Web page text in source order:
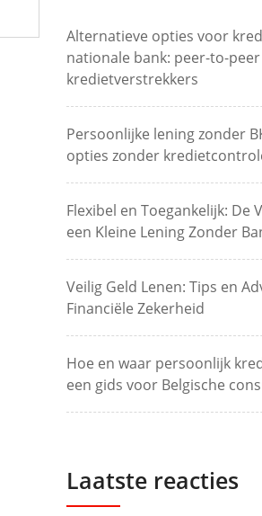
Alternatieve opties voor
nationale bank: peer-to-
kredietverstrekkers
Persoonlijke lening zonder
opties zonder
Flexibel en Toegankelijk: De
een Kleine Lening Zonder
Veilig Geld Lenen: Tips en
Financiële Zekerheid
Hoe en waar persoonlijk
een gids voor Belgische
Laatste reacties